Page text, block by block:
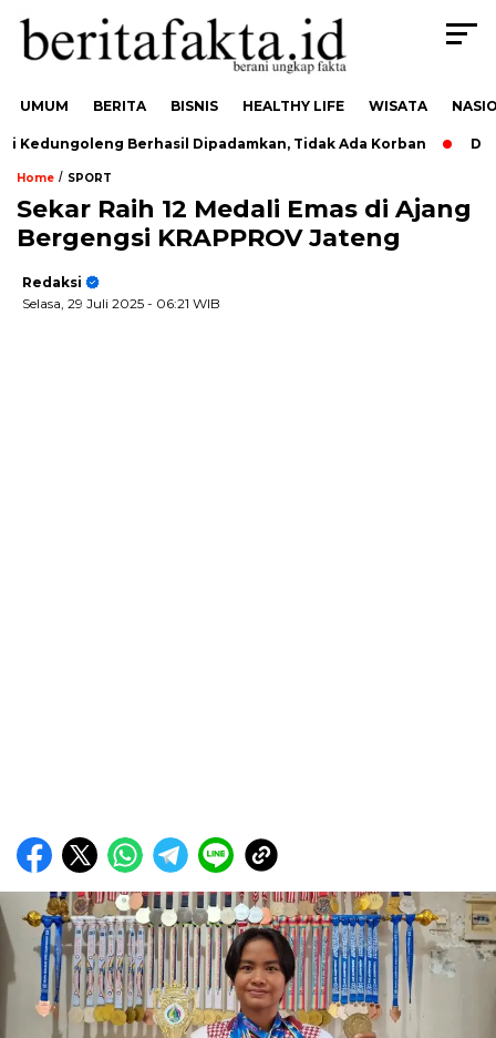
UMUM BERITA BISNIS HEALTHY LIFE WISATA
Berhasil Dipadamkan, Tidak Ada Korban
Home / SPORT
Sekar Raih 12 Medali Emas di Ajang
Bergengsi KRAPPROV Jateng
Redaksi
Selasa, 29 Juli 2025 - 06:21 WIB